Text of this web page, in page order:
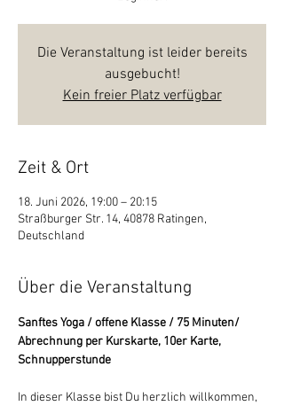
Die Veranstaltung ist leider bereits
ausgebucht!
Kein freier Platz verfügbar
Zeit & Ort
18. Juni 2026, 19:00 – 20:15
Straßburger Str. 14, 40878 Ratingen,
Deutschland
Über die Veranstaltung
Sanftes Yoga / offene Klasse / 75 Minuten/
Abrechnung per Kurskarte, 10er Karte,
Schnupperstunde
In dieser Klasse bist Du herzlich willkommen,